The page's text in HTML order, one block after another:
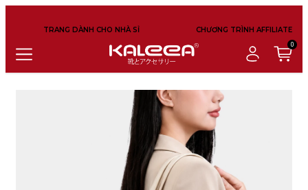
0
TRANG DÀNH CHO NHÀ SỈ CHƯƠNG TRÌNH AFFILIATE